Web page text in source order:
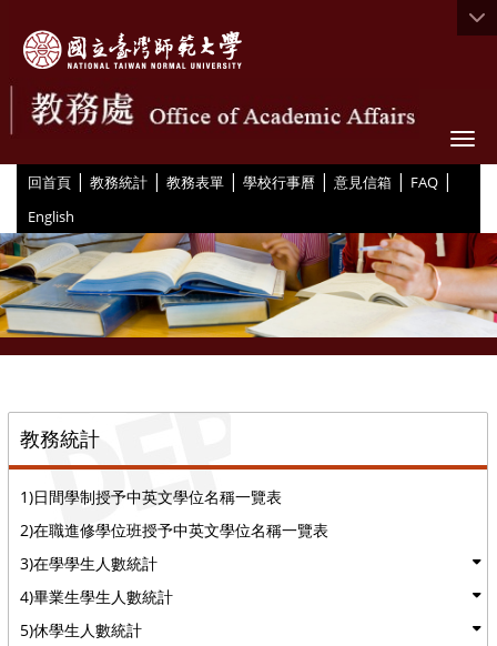
回首頁 | 教務統計 | 教務表單 | 學校行事曆 | 意見信箱 | FAQ |
English
教務統計
1)日間學制授予中英文學位名稱一覽表
2)在職進修學位班授予中英文學位名稱一覽表
3)在學學生人數統計
4)畢業生學生人數統計
5)休學生人數統計